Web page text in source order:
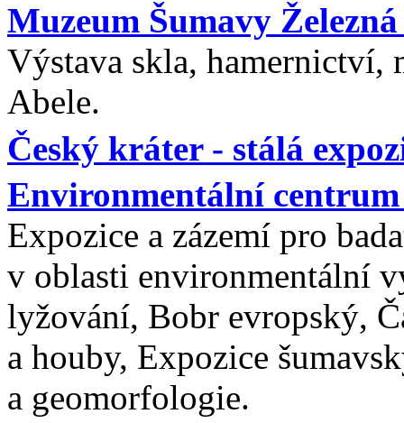
Muzeum Šumavy
Výstava skla, hamernictví,
Abele.
Český kráter - stálá
Environmentální
Expozice a zázemí pro
v oblasti environmentální
lyžování, Bobr evropský,
a houby, Expozice
a geomorfologie.